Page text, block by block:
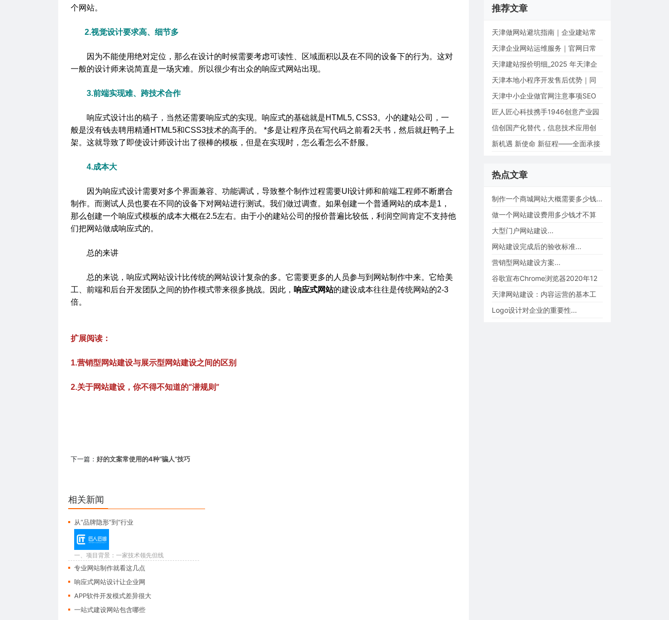
个网站。
2.视觉设计要求高、细节多
因为不能使用绝对定位，那么在设计的时候需要考虑可读性、区域面积以及在不同的设备下的行为。这对
一般的设计师来说简直是一场灾难。所以很少有出众的响应式网站出现。
3.前端实现难、跨技术合作
响应式设计出的稿子，当然还需要响应式的实现。响应式的基础就是HTML5, CSS3。小的建站公司，一
般是没有钱去聘用精通HTML5和CSS3技术的高手的。 *多是让程序员在写代码之前看2天书，然后就赶鸭子上
架。这就导致了即使设计师设计出了很棒的模板，但是在实现时，怎么看怎么不舒服 。
4.成本大
因为响应式设计需要对多个界面兼容、功能调试，导致整个制作过程需要UI设计师和前端工程师不断磨合
制作。而测试人员也要在不同的设备下对网站进行测试。我们做过调查。如果创建一个普通网站的成本是1，
那么创建一个响应式模板的成本大概在2.5左右。由于小的建站公司的报价普遍比较低，利润空间肯定不支持他
们把网站做成响应式的。
总的来讲
总的来说，响应式网站设计比传统的网站设计复杂的多。它需要更多的人员参与到网站制作中来。它给美
工、前端和后台开发团队之间的协作模式带来很多挑战。因此， 响应式网站的建设成本往往是传统网站的2-3
倍。
扩展阅读：
1.营销型网站建设与展示型网站建设之间的区别
2.关于网站建设，你不得不知道的“潜规则”
下一篇： 好的文案常使用的4种“骗人”技巧
相关新闻
从“品牌隐形”到“行业
一、项目背景：一家技术领先但线
上匿名的天津...
专业网站制作就看这几点
响应式网站设计让企业网
APP软件开发模式差异很大
一站式建设网站包含哪些
推荐文章
天津做网站避坑指南｜企业建站常
见套路与踩坑...
天津企业网站运维服务｜官网日常
维护、故障抢...
天津建站报价明细_2025 年天津企
业官网制作费用...
天津本地小程序开发售后优势｜同
城定制小程序...
天津中小企业做官网注意事项SEO
优化指南...
匠人匠心科技携手1946创意产业园
共同打造AI智能...
信创国产化替代，信息技术应用创
新解读...
新机遇 新使命 新征程——全面承接
热点文章
制作一个商城网站大概需要多少钱...
做一个网站建设费用多少钱才不算
被坑、被忽悠...
大型门户网站建设...
网站建设完成后的验收标准...
营销型网站建设方案...
谷歌宣布Chrome浏览器2020年12
月起不再支持flash p...
天津网站建设：内容运营的基本工
作...
Logo设计对企业的重要性...